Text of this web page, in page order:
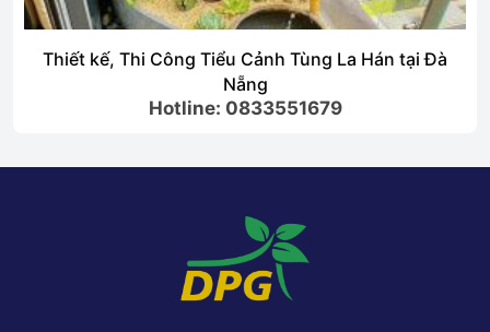
Thiết kế, Thi Công Tiểu Cảnh Tùng La Hán tại Đà
Nẵng
Hotline: 0833551679